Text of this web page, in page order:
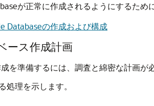
が正常に作成されるようにするため
Databaseの作成および構成
ース作成計画
を準備するには、調査と綿密な計画が
処理を示します。